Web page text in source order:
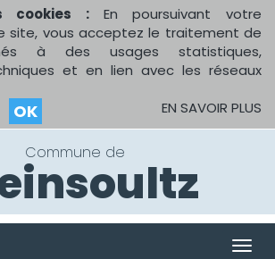
cookies : En poursuivant votre
site, vous acceptez le traitement de
à des usages statistiques,
et en lien avec les réseaux
OK EN SAVOIR PLUS
Commune de